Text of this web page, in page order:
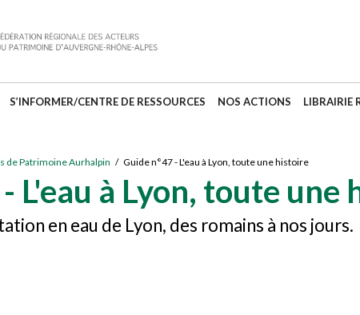
S’INFORMER/CENTRE DE RESSOURCES NOS ACTIONS LIBRAIRIE
de Patrimoine Aurhalpin / Guide n°47 - L'eau à Lyon, toute une histoire
L'eau à Lyon, toute une
en eau de Lyon, des romains à nos jours.